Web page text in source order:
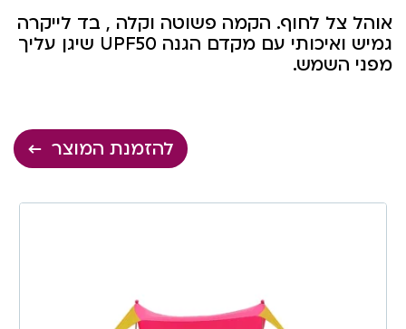
אוהל צל לחוף. הקמה פשוטה וקלה , בד לייקרה
גמיש ואיכותי עם מקדם הגנה UPF50 שיגן עליך
מפני השמש.
להזמנת המוצר